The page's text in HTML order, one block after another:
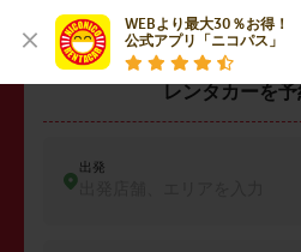
WEBより最大30％お得！
公式アプリ「ニコパス」
レンタカーを予
出発